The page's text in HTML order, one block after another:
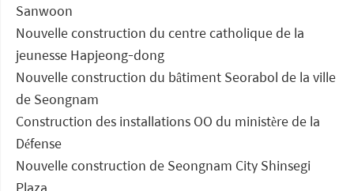
Sanwoon
Nouvelle construction du centre catholique de la
jeunesse Hapjeong-dong
Nouvelle construction du bâtiment Seorabol de la ville
de Seongnam
Construction des installations OO du ministère de la
Défense
Nouvelle construction de Seongnam City Shinsegi